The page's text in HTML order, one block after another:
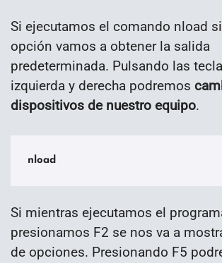
Si ejecutamos el comando nload
opción vamos a obtener la salida
predeterminada. Pulsando las
izquierda y derecha podremos
dispositivos de nuestro equipo.
nload
Si mientras ejecutamos el
presionamos F2 se nos va a
de opciones. Presionando F5